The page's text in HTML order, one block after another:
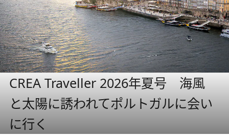
CREA Traveller 2026年夏号 海風
と太陽に誘われてポルトガルに会い
に行く